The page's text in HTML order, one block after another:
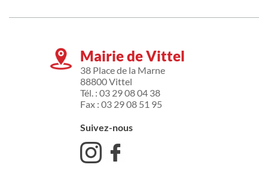
Mairie de Vittel
38 Place de la Marne
88800 Vittel
Tél. : 03 29 08 04 38
Fax : 03 29 08 51 95
Suivez-nous